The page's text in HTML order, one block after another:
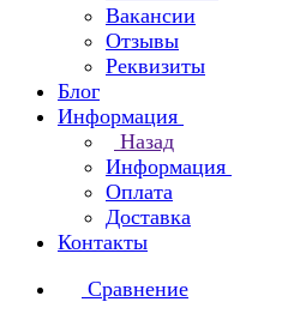
Вакансии
Отзывы
Реквизиты
Блог
Информация
Назад
Информация
Оплата
Доставка
Контакты
Сравнение